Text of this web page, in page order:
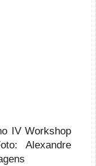
IV Workshop
Alexandre